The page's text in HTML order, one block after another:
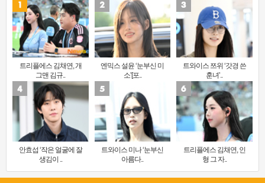
트리플에스 김채연, 개
그맨 김규..
엔믹스 설윤 ‘눈부신 미
소’[포..
트와이스 쯔위 ‘갓경 쓴
훈녀’..
안효섭 ‘작은 얼굴에 잘
생김이 ..
트와이스 미나 ‘눈부신
아름다..
트리플에스 김채연, 인
형 그 자..